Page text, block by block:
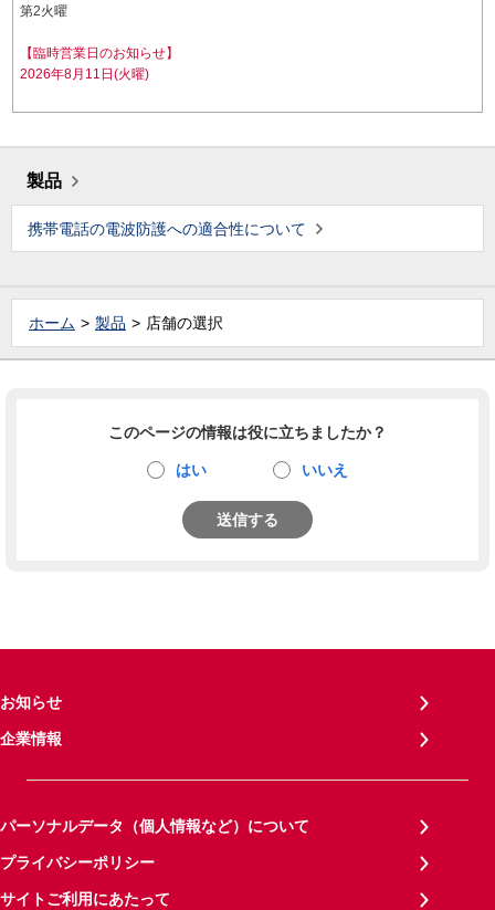
第2火曜
【臨時営業日のお知らせ】
2026年8月11日(火曜)
製品
携帯電話の電波防護への適合性について
ホーム 製品 店舗の選択
このページの情報は役に立ちましたか？
はい いいえ
送信する
お知らせ
企業情報
パーソナルデータ（個人情報など）について
プライバシーポリシー
サイトご利用にあたって